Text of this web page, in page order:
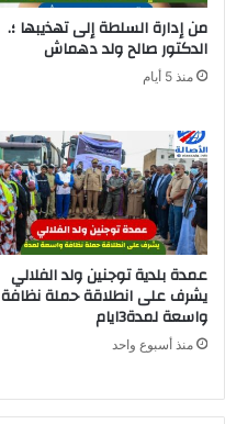
من إدارة السلطة إلى تهذيبها ؛.
الدكتور صالح ولد دهماش
منذ 5 أيام
عمدة بلدية توجنين ولد الفلالي
يشرف على انطلاقة حملة نظافة
واسعة لمدة3ايام
منذ أسبوع واحد